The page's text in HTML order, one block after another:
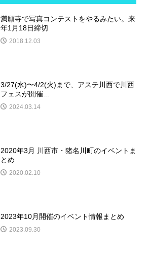
満願寺で写真コンテストをやるみたい。来
年1月18日締切
2018.12.03
3/27(水)〜4/2(火)まで、アステ川西で川西
フェスが開催...
2024.03.14
2020年3月 川西市・猪名川町のイベントま
とめ
2020.02.10
2023年10月開催のイベント情報まとめ
2023.09.30